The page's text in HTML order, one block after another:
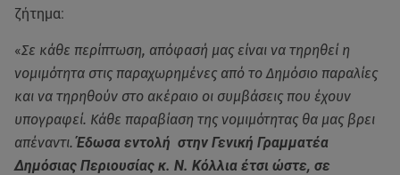
ζήτημα:
«Σε κάθε περίπτωση, απόφασή μας είναι να τηρηθεί η
νομιμότητα στις παραχωρημένες από το Δημόσιο παραλίες
και να τηρηθούν στο ακέραιο οι συμβάσεις που έχουν
υπογραφεί. Κάθε παραβίαση της νομιμότητας θα μας βρει
απέναντι.Έδωσα εντολή στην Γενική Γραμματέα
Δημόσιας Περιουσίας κ. Ν. Κόλλια έτσι ώστε, σε